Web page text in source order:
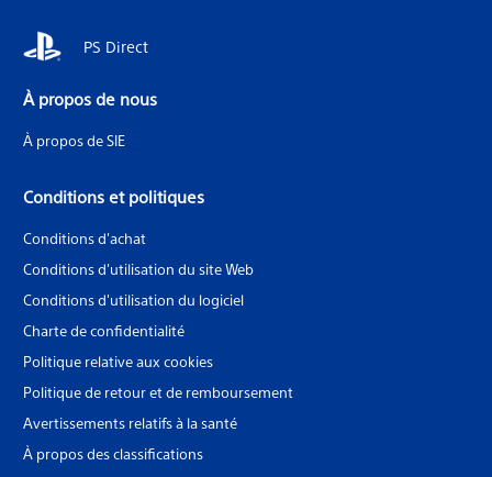
PS Direct
À propos de nous
À propos de SIE
Conditions et politiques
Conditions d'achat
Conditions d'utilisation du site Web
Conditions d'utilisation du logiciel
Charte de confidentialité
Politique relative aux cookies
Politique de retour et de remboursement
Avertissements relatifs à la santé
À propos des classifications